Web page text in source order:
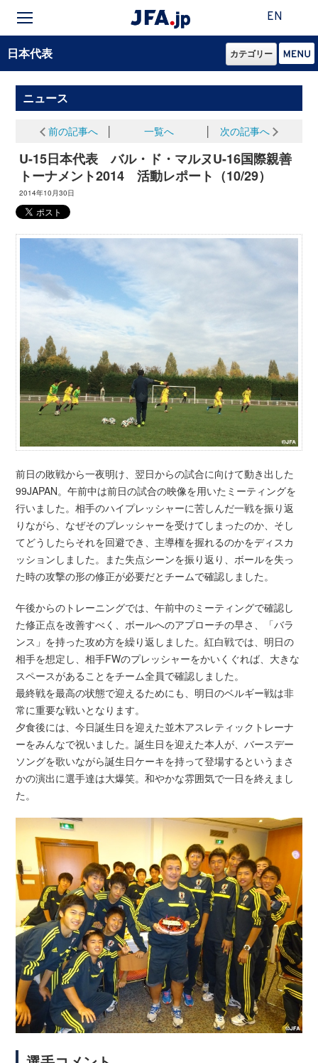
EN
日本代表 カテゴリー
ニュース
前の記事へ 一覧へ 次の記事へ
U-15日本代表 バル・ド・マルヌU-16国際親善
トーナメント2014 活動レポート（10/29）
2014年10月30日
前日の敗戦から一夜明け、翌日からの試合に向けて動き出した
99JAPAN。午前中は前日の試合の映像を用いたミーティングを
行いました。相手のハイプレッシャーに苦しんだ一戦を振り返
りながら、なぜそのプレッシャーを受けてしまったのか、そし
てどうしたらそれを回避でき、主導権を握れるのかをディスカ
ッションしました。また失点シーンを振り返り、ボールを失っ
た時の攻撃の形の修正が必要だとチームで確認しました。
午後からのトレーニングでは、午前中のミーティングで確認し
た修正点を改善すべく、ボールへのアプローチの早さ、「バラ
ンス」を持った攻め方を繰り返しました。紅白戦では、明日の
相手を想定し、相手FWのプレッシャーをかいくぐれば、大きな
スペースがあることをチーム全員で確認しました。
最終戦を最高の状態で迎えるためにも、明日のベルギー戦は非
常に重要な戦いとなります。
夕食後には、今日誕生日を迎えた並木アスレティックトレーナ
ーをみんなで祝いました。誕生日を迎えた本人が、バースデー
ソングを歌いながら誕生日ケーキを持って登場するというまさ
かの演出に選手達は大爆笑。和やかな雰囲気で一日を終えまし
た。